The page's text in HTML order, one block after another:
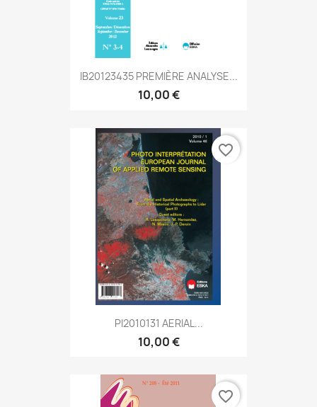
IB20123435 PREMIÈRE ANALYSE...
10,00 €
PI2010131 AERIAL...
10,00 €
favorite_border
favorite_border